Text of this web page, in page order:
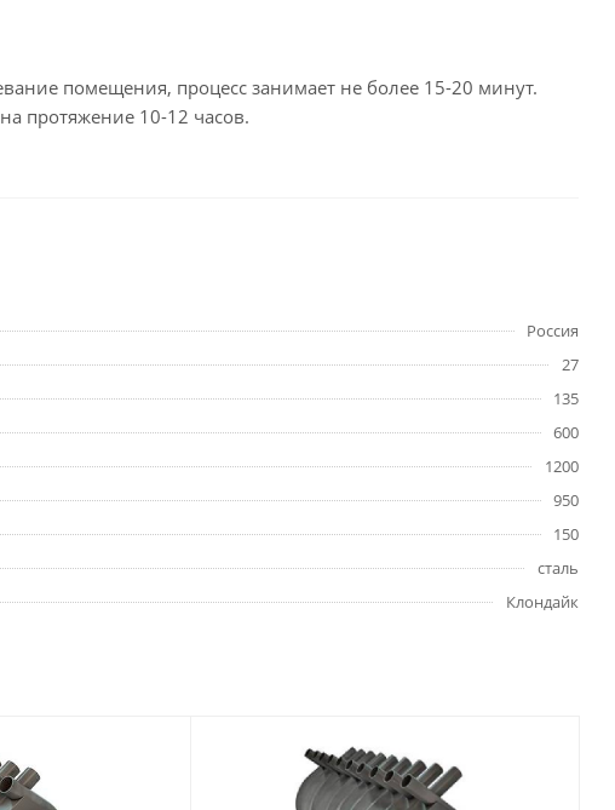
помещения, процесс занимает не более 15-20 минут.
протяжение 10-12 часов.
Россия
27
135
600
1200
950
150
сталь
Клондайк